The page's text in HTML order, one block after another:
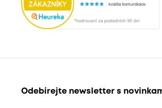
Odebírejte newsletter s